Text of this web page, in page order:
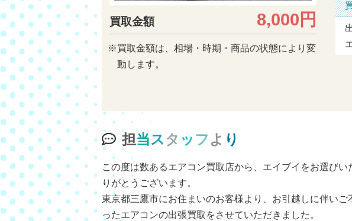
買取金額 8,000円
※買取金額は、相場・時期・商品の状態により変
動します。
担当スタ ッ フ よ り
この度は数あるエアコン買取店から、エイブイをお選びい
りがとうございます。
東京都三鷹市にお住まいのお客様より、お引越しに伴いご
ったエアコンの出張買取をさせていただきました。